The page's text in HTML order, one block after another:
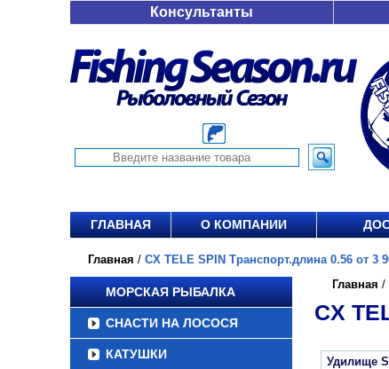
Консультанты
ГЛАВНАЯ О КОМПАНИИ
Главная / CX TELE SPIN Транспорт.длина 0.56 от 3
МОРСКАЯ РЫБАЛКА
СНАСТИ НА ЛОСОСЯ
КАТУШКИ
Главная /
CX
Удилище